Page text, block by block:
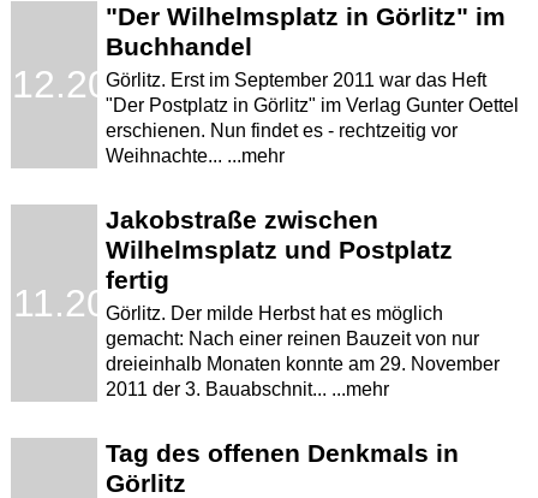
"Der Wilhelmsplatz in Görlitz" im
Buchhandel
Görlitz. Erst im September 2011 war das Heft
"Der Postplatz in Görlitz" im Verlag Gunter Oettel
erschienen. Nun findet es - rechtzeitig vor
Weihnachte... ...mehr
Jakobstraße zwischen
Wilhelmsplatz und Postplatz
fertig
Görlitz. Der milde Herbst hat es möglich
gemacht: Nach einer reinen Bauzeit von nur
dreieinhalb Monaten konnte am 29. November
2011 der 3. Bauabschnit... ...mehr
Tag des offenen Denkmals in
Görlitz